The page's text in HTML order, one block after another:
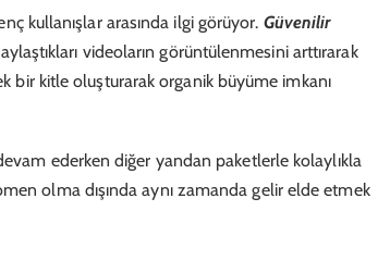
kullanışlar arasında ilgi görüyor. Güvenilir
videoların görüntülenmesini arttırarak
bir kitle oluşturarak organik büyüme imkanı
ederken diğer yandan paketlerle kolaylıkla
olma dışında aynı zamanda gelir elde etmek